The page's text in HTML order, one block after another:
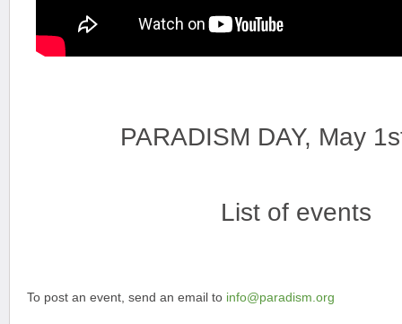
PARADISM DAY, May
List of events
To post an event, send an email to info@paradism.org